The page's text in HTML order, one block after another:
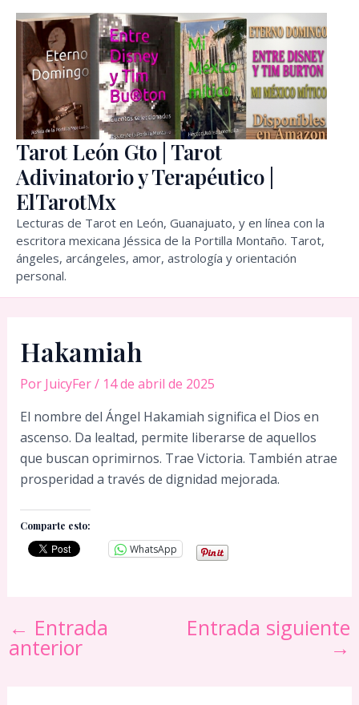
contenido
Tarot León Gto | Tarot
Adivinatorio y Terapéutico |
ElTarotMx
Lecturas de Tarot en León, Guanajuato, y en línea con la
escritora mexicana Jéssica de la Portilla Montaño. Tarot,
ángeles, arcángeles, amor, astrología y orientación
personal.
Hakamiah
Por JuicyFer/ 14 de abril de 2025
El nombre del Ángel Hakamiah significa el Dios en
ascenso. Da lealtad, permite liberarse de aquellos
que buscan oprimirnos. Trae Victoria. También atrae
prosperidad a través de dignidad mejorada.
Comparte esto:
WhatsApp
← Entrada
anterior
Entrada siguiente
→